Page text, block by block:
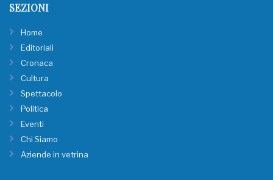
SEZIONI
Home
Editoriali
Cronaca
Cultura
Spettacolo
Politica
Eventi
Chi Siamo
Aziende in vetrina